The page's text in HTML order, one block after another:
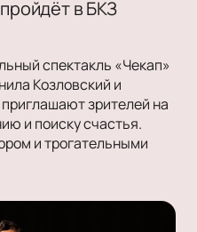
в БКЗ
спектакль «Чекап»
Козловский и
зрителей на
и поиску счастья.
и трогательными